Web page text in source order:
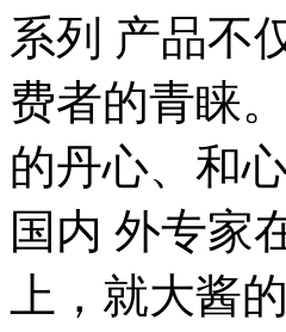
系列 产品不
费者的青睐
的丹心、和
国内 外专家
上，就大酱